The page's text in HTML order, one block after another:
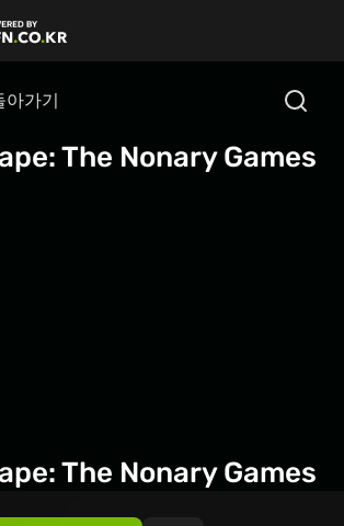
아가기
The Nonary Games
The Nonary Games